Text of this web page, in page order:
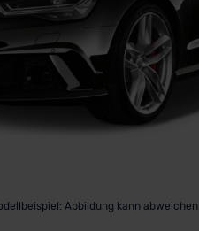
Abbildung kann abweichen